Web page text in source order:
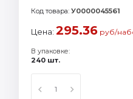
Код товара: У0000045561
Цена: 295.36 руб/
В упаковке:
240 шт.